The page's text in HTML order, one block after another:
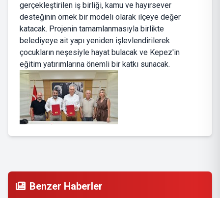
gerçekleştirilen iş birliği, kamu ve hayırsever
desteğinin örnek bir modeli olarak ilçeye değer
katacak. Projenin tamamlanmasıyla birlikte
belediyeye ait yapı yeniden işlevlendirilerek
çocukların neşesiyle hayat bulacak ve Kepez'in
eğitim yatırımlarına önemli bir katkı sunacak.
Benzer Haberler